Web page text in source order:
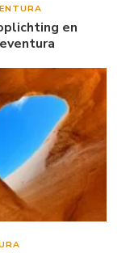
en